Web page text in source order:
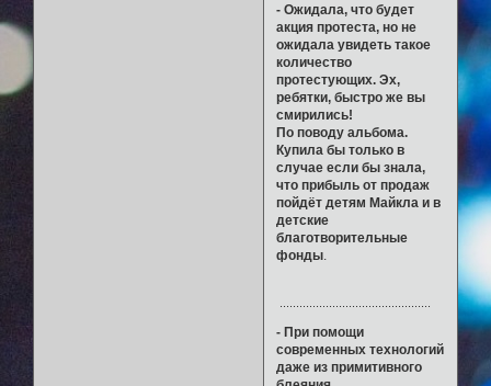
- Ожидала, что будет
акция протеста, но не
ожидала увидеть такое
количество
протестующих. Эх,
ребятки, быстро же вы
смирились!
По поводу альбома.
Купила бы только в
случае если бы знала,
что прибыль от продаж
пойдёт детям Майкла и в
детские
благотворительные
фонды
- При помощи
современных технологий
даже из примитивного